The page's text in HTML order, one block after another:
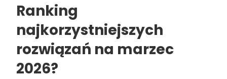
Ranking
najkorzystniejszych
rozwiązań na marzec
2026?